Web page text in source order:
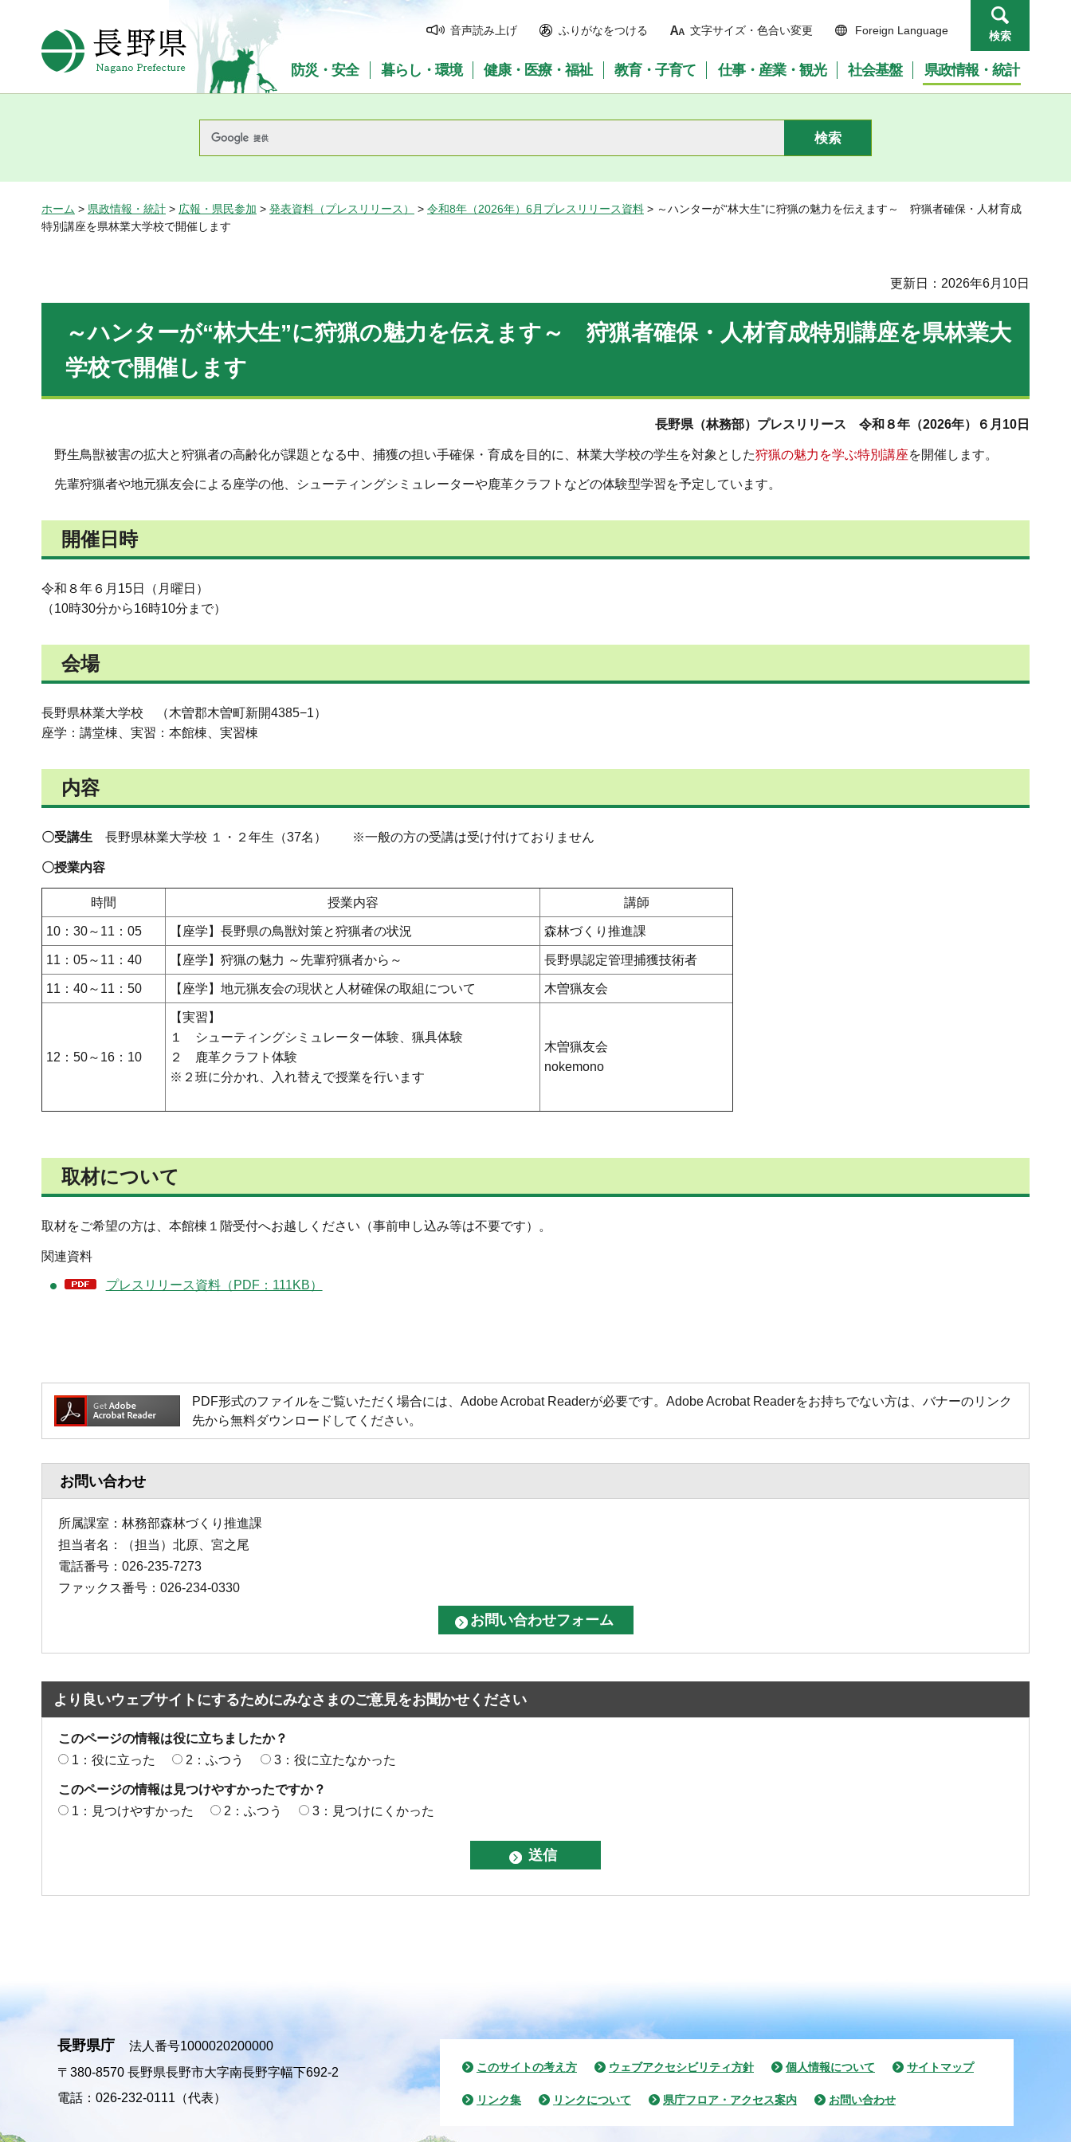
長野県Nagano Prefecture
音声読み上げ ふりがなをつける 文字サイズ・色合い変更 Foreign Language 検索
防災・安全 暮らし・環境 健康・医療・福祉 教育・子育て 仕事・産業・観光 社会基盤 県政情報・統計
ホーム > 県政情報・統計 > 広報・県民参加 > 発表資料（プレスリリース） > 令和8年（2026年）6月プレスリリース資料 > ～ハンターが“林大生”に狩猟の魅力を伝えます～ 狩猟者確保・人材育成
特別講座を県林業大学校で開催します
更新日：2026年6月10日
～ハンターが“林大生”に狩猟の魅力を伝えます～ 狩猟者確保・人材育成特別講座を県林業大
学校で開催します
長野県（林務部）プレスリリース 令和８年（2026年）６月10日
野生鳥獣被害の拡大と狩猟者の高齢化が課題となる中、捕獲の担い手確保・育成を目的に、林業大学校の学生を対象とした狩猟の魅力を学ぶ特別講座を開催します。
先輩狩猟者や地元猟友会による座学の他、シューティングシミュレーターや鹿革クラフトなどの体験型学習を予定しています。
開催日時
令和８年６月15日（月曜日）
（10時30分から16時10分まで）
会場
長野県林業大学校 （木曽郡木曽町新開4385−1）
座学：講堂棟、実習：本館棟、実習棟
内容
〇受講生 長野県林業大学校 １・２年生（37名） ※一般の方の受講は受け付けておりません
〇授業内容
時間 授業内容 講師
10：30～11：05 【座学】長野県の鳥獣対策と狩猟者の状況 森林づくり推進課
11：05～11：40 【座学】狩猟の魅力 ～先輩狩猟者から～ 長野県認定管理捕獲技術者
11：40～11：50 【座学】地元猟友会の現状と人材確保の取組について 木曽猟友会
12：50～16：10
【実習】
１ シューティングシミュレーター体験、猟具体験
２ 鹿革クラフト体験
※２班に分かれ、入れ替えで授業を行います
木曽猟友会
nokemono
取材について
取材をご希望の方は、本館棟１階受付へお越しください（事前申し込み等は不要です）。
関連資料
プレスリリース資料（PDF：111KB）
PDF形式のファイルをご覧いただく場合には、Adobe Acrobat Readerが必要です。Adobe Acrobat Readerをお持ちでない方は、バナーのリンク
先から無料ダウンロードしてください。
お問い合わせ
所属課室：林務部森林づくり推進課
担当者名：（担当）北原、宮之尾
電話番号：026-235-7273
ファックス番号：026-234-0330
より良いウェブサイトにするためにみなさまのご意見をお聞かせください
このページの情報は役に立ちましたか？
1：役に立った
2：ふつう 3：役に立たなかった
このページの情報は見つけやすかったですか？
1：見つけやすかった
2：ふつう 3：見つけにくかった
長野県庁
法人番号1000020200000
〒380-8570 長野県長野市大字南長野字幅下692-2
電話：026-232-0111（代表）
このサイトの考え方 ウェブアクセシビリティ方針 個人情報について サイトマップ
リンク集 リンクについて 県庁フロア・アクセス案内 お問い合わせ